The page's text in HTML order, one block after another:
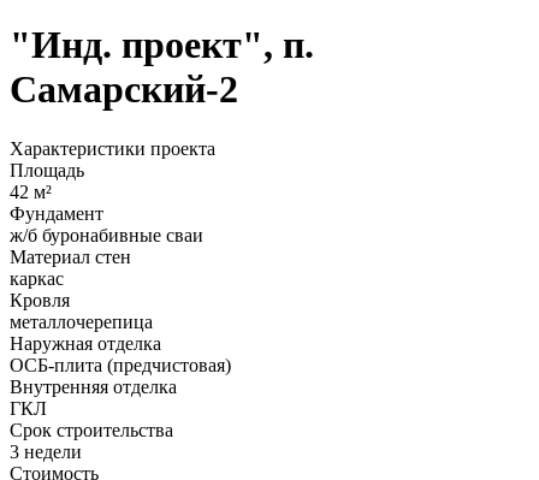
"Инд. проект", п.
Самарский-2
Характеристики проекта
Площадь
42 м²
Фундамент
ж/б буронабивные сваи
Материал стен
каркас
Кровля
металлочерепица
Наружная отделка
ОСБ-плита (предчистовая)
Внутренняя отделка
ГКЛ
Срок строительства
3 недели
Стоимость